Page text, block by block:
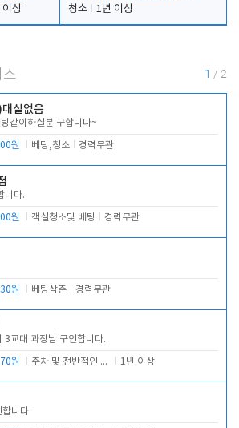
이상
청소
1년 이상
스 1 / 2
실없음
같이하실분 구합니다~
원 베팅,청소 경력무관
니다.
원 객실청소및 베팅 경력무관
원 베팅삼촌 경력무관
3교대 과장님 구인합니다.
원 주차 및 전반적인 당번업무 1년 이상
합니다